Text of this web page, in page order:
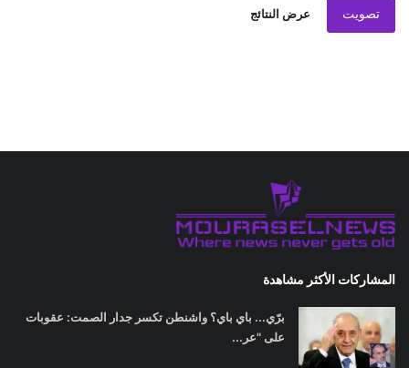
تصويت عرض النتائج
المشاركات الأكثر مشاهدة
برّي... باي باي؟ واشنطن تكسر جدار الصمت: عقوبات
على "عر...